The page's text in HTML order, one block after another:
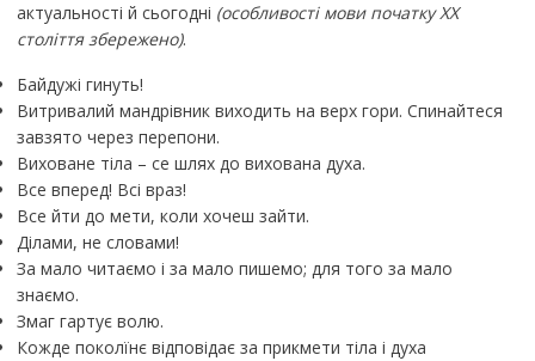
актуальності й сьогодні (особливості мови початку ХХ
століття збережено).
Байдужі гинуть!
Витривалий мандрівник виходить на верх гори. Спинайтеся
завзято через перепони.
Виховане тіла – се шлях до вихована духа.
Все вперед! Всі враз!
Все йти до мети, коли хочеш зайти.
Ділами, не словами!
За мало читаємо і за мало пише­мо; для того за мало
знаємо.
Змаг гартує волю.
Кожде поколїнє відповідає за прикмети тіла і духа